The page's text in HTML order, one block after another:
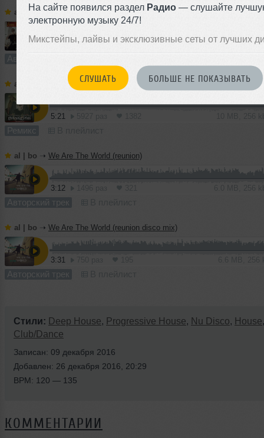
На сайте появился раздел Радио — слушайте
электронную музыку 24/7!
Микстейпы, лайвы и эксклюзивные сеты от лучших
СЛУШАТЬ БОЛЬШЕ НЕ ПОКАЗЫВАТЬ
al | bo ➝Love Well Done (EDM version, ft. DJ Haley)
5:08 1159 раз 222 10 MB, 256
Авторский трек
al | bo Love Well Done (al biber remix, ft. DJ Haley)
5:21
Ремикс
al | bo ➝ We Are The World (reunion)
3:12
Авторский трек
al | bo ➝ We Are The World (reunion disco mix)
3:31
Авторский трек
Стили: Deep House, Progressive House, Nu Disco, House,
Club/Dance
Записан: 09 декабря 2016
Добавлен: 26 декабря 2016, 20:29
BPM: 120 — 135
КОММЕНТАРИИ